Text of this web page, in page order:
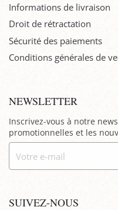
Informations de livraison
Droit de rétractation
Sécurité des paiements
Conditions générales de
NEWSLETTER
Inscrivez-vous à notre
promotionnelles et les
SUIVEZ-NOUS